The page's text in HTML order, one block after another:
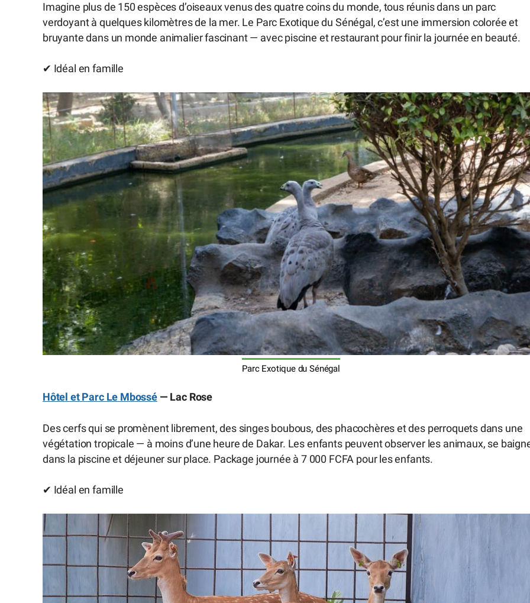
Imagine plus de 150 espèces d’oiseaux venus des quatre coins du monde, tous réunis dans un parc
verdoyant à quelques kilomètres de la mer. Le Parc Exotique du Sénégal, c’est une immersion colorée et
bruyante dans un monde animalier fascinant — avec piscine et restaurant pour finir la journée en beauté.
✔ Idéal en famille
Parc Exotique du Sénégal
Hôtel et Parc Le Mbossé— Lac Rose
Des cerfs qui se promènent librement, des singes boubous, des phacochères et des perroquets dans une
végétation tropicale — à moins d’une heure de Dakar. Les enfants peuvent observer les animaux, se
dans la piscine et déjeuner sur place. Package journée à 7 000 FCFA pour les enfants.
✔ Idéal en famille